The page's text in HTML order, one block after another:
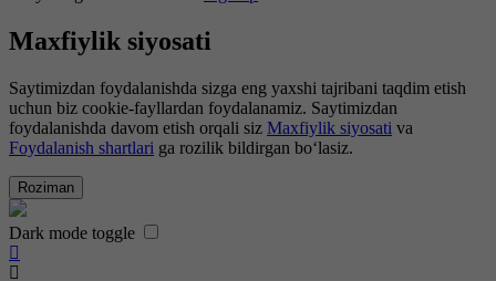
Maxfiylik siyosati
Saytimizdan foydalanishda sizga eng yaxshi tajribani taqdim etish
uchun biz cookie-fayllardan foydalanamiz. Saytimizdan
foydalanishda davom etish orqali siz Maxfiylik siyosati va
Foydalanish shartlari ga rozilik bildirgan bo‘lasiz.
Roziman
Dark mode toggle